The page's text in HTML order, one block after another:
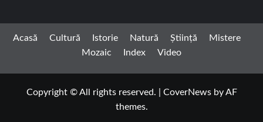
Acasă Cultură Istorie Natură Știință
Mistere
Mozaic
Index Video
Copyright © All rights reserved. CoverNewsby AF
themes.